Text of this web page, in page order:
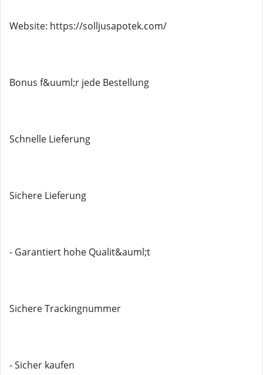
Website: https://solljusapotek.com/
Bonus f&uuml;r jede Bestellung
Schnelle Lieferung
Sichere Lieferung
- Garantiert hohe Qualit&auml;t
Sichere Trackingnummer
- Sicher kaufen